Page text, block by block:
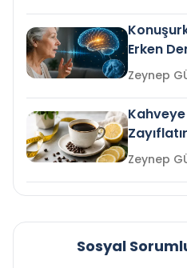
Erken
mi?
Kahveye
Sosyal